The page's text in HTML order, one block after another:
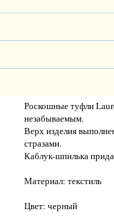
Роскошные туфли
незабываемым.
Верх изделия
стразами.
Каблук-шпилька
Материал: текстиль
Цвет: черный